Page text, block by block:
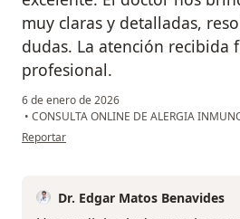
muy claras y detalladas,
dudas. La atención recibida
profesional.
6 de enero de 2026
• CONSULTA ONLINE DE ALERGIA
en opinión del usuario Paola
Reportar
Dr. Edgar Matos Benavides